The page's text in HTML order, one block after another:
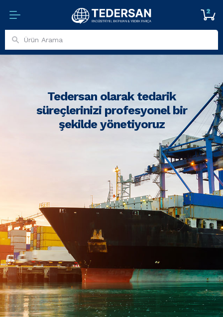
2
Tedersan olarak tedarik
süreçlerinizi profesyonel bir
şekilde yönetiyoruz